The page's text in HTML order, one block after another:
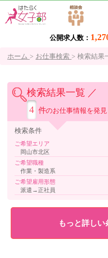
公開求人数：
ホーム > お仕事検索 > 検索結果
検索結果一覧 ／
4 件のお仕事情報を発見
検索条件
ご希望エリア
岡山市北区
ご希望職種
作業・製造系
ご希望雇用形態
派遣→正社員
もっと詳しい